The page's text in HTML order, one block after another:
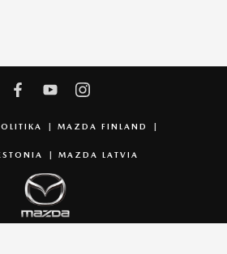
MAZDA FINLAND
MAZDA LATVIA